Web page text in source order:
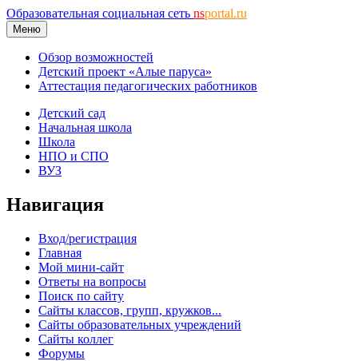
Образовательная социальная сеть nsportal.ru
Меню
Обзор возможностей
Детский проект «Алые паруса»
Аттестация педагогических работников
Детский сад
Начальная школа
Школа
НПО и СПО
ВУЗ
Навигация
Вход/регистрация
Главная
Мой мини-сайт
Ответы на вопросы
Поиск по сайту
Сайты классов, групп, кружков...
Сайты образовательных учреждений
Сайты коллег
Форумы